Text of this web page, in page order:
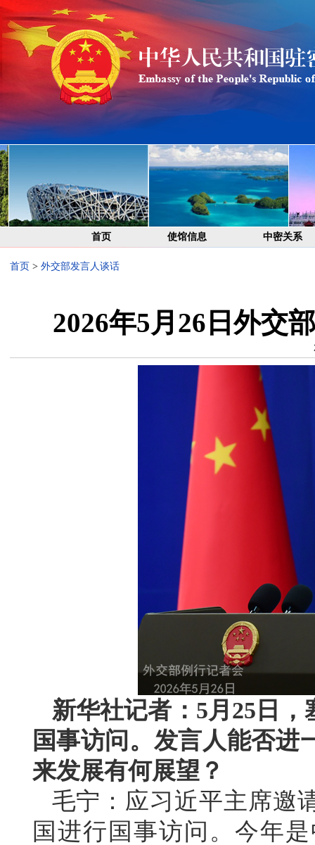
首页 使馆信息 中密关系
首页 > 外交部发言人谈话
2026年5月26日外交
新华社记者：5月25日
国事访问。发言人能否进
来发展有何展望？
毛宁：应习近平主席邀
国进行国事访问。今年